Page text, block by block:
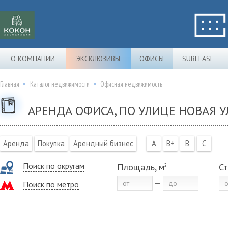
О КОМПАНИИ ЭКСКЛЮЗИВЫ ОФИСЫ SUBLEASE
Главная Каталог недвижимости Офисная недвижимость
АРЕНДА ОФИСА, ПО УЛИЦЕ НОВАЯ
Аренда Покупка Арендный бизнес A B+ B C
Поиск по округам
Поиск по метро
Площадь, м2